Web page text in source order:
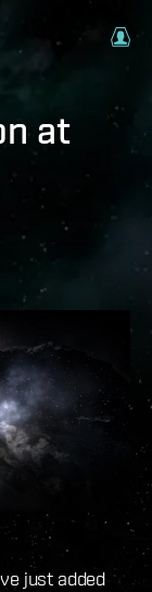
at
just added